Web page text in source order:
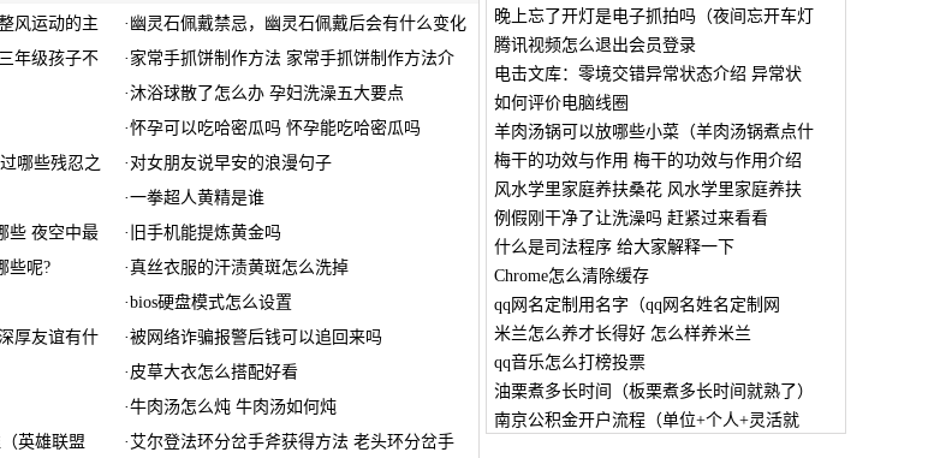
风运动的主 · 幽灵石佩戴禁忌，幽灵石佩戴后会有什么变化
年级孩子不 · 家常手抓饼制作方法 家常手抓饼制作方法介
·沐浴球散了怎么办 孕妇洗澡五大要点
·怀孕可以吃哈密瓜吗 怀孕能吃哈密瓜吗
哪些残忍之 · 对女朋友说早安的浪漫句子
·一拳超人黄精是谁
些 夜空中最 · 旧手机能提炼黄金吗
些呢? ·真丝衣服的汗渍黄斑怎么洗掉
·bios硬盘模式怎么设置
厚友谊有什 ·被网络诈骗报警后钱可以追回来吗
· 皮草大衣怎么搭配好看
·牛肉汤怎么炖 牛肉汤如何炖
英雄联盟 ·艾尔登法环分岔手斧获得方法 老头环分岔手
晚上忘了开灯是电子抓拍吗（夜间忘开车灯
腾讯视频怎么退出会员登录
电击文库：零境交错异常状态介绍 异常状
如何评价电脑线圈
羊肉汤锅可以放哪些小菜（羊肉汤锅煮点什
梅干的功效与作用 梅干的功效与作用介绍
风水学里家庭养扶桑花 风水学里家庭养扶
例假刚干净了让洗澡吗 赶紧过来看看
什么是司法程序 给大家解释一下
Chrome怎么清除缓存
qq网名定制用名字（qq网名姓名定制网
米兰怎么养才长得好 怎么样养米兰
qq音乐怎么打榜投票
油栗煮多长时间（板栗煮多长时间就熟了）
南京公积金开户流程（单位+个人+灵活就